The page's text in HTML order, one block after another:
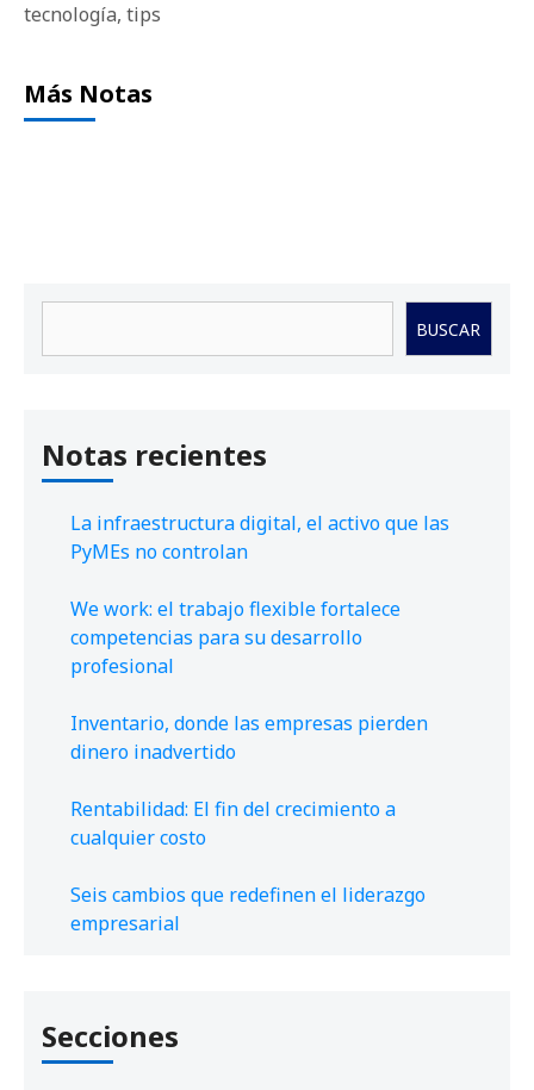
tecnología, tips
Más Notas
BUSCAR
Notas recientes
La infraestructura digital, el activo que las
PyMEs no controlan
We work: el trabajo flexible fortalece
competencias para su desarrollo
profesional
Inventario, donde las empresas pierden
dinero inadvertido
Rentabilidad: El fin del crecimiento a
cualquier costo
Seis cambios que redefinen el liderazgo
empresarial
Secciones